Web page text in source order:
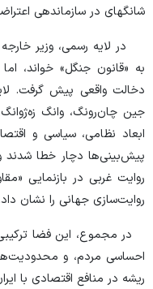
شانگهای در سازماندهی اعتراضات ۷۰ شهری
در لایه رسمی، وزیر
به «قانون جنگل» خواند،
دخالت واقعی پیش گرفت.
جین چان‌رونگ، وانگ
ابعاد نظامی، سیاسی و
پیش‌بینی‌ها دچار خطا شدند و
روایت غربی در بازنمایی
روایت‌سازی جهانی را نشان
در مجموع، این فضا
احساسی مردم، و
ریشه در منافع اقتصادی با